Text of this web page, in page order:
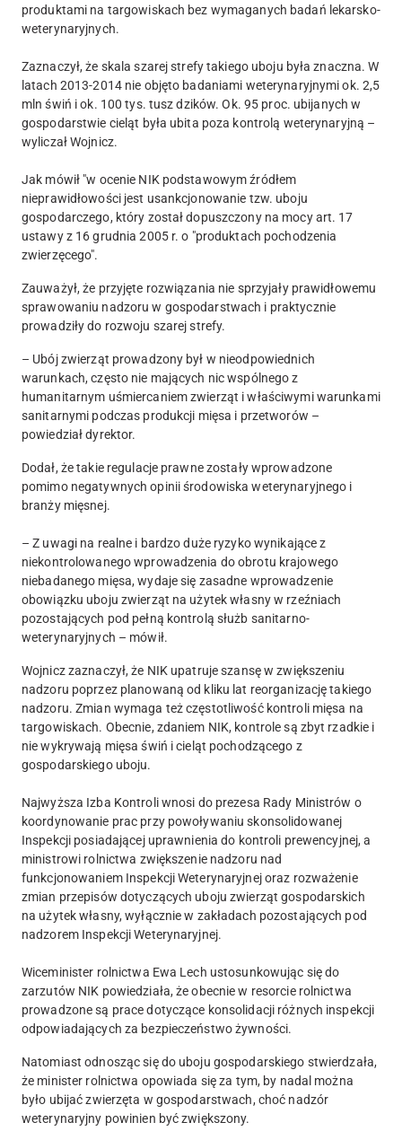
produktami na targowiskach bez wymaganych badań lekarsko-
weterynaryjnych.
Zaznaczył, że skala szarej strefy takiego uboju była znaczna. W
latach 2013-2014 nie objęto badaniami weterynaryjnymi ok. 2,5
mln świń i ok. 100 tys. tusz dzików. Ok. 95 proc. ubijanych w
gospodarstwie cieląt była ubita poza kontrolą weterynaryjną –
wyliczał Wojnicz.
Jak mówił "w ocenie NIK podstawowym źródłem
nieprawidłowości jest usankcjonowanie tzw. uboju
gospodarczego, który został dopuszczony na mocy art. 17
ustawy z 16 grudnia 2005 r. o "produktach pochodzenia
zwierzęcego".
Zauważył, że przyjęte rozwiązania nie sprzyjały prawidłowemu
sprawowaniu nadzoru w gospodarstwach i praktycznie
prowadziły do rozwoju szarej strefy.
– Ubój zwierząt prowadzony był w nieodpowiednich
warunkach, często nie mających nic wspólnego z
humanitarnym uśmiercaniem zwierząt i właściwymi warunkami
sanitarnymi podczas produkcji mięsa i przetworów –
powiedział dyrektor.
Dodał, że takie regulacje prawne zostały wprowadzone
pomimo negatywnych opinii środowiska weterynaryjnego i
branży mięsnej.
– Z uwagi na realne i bardzo duże ryzyko wynikające z
niekontrolowanego wprowadzenia do obrotu krajowego
niebadanego mięsa, wydaje się zasadne wprowadzenie
obowiązku uboju zwierząt na użytek własny w rzeźniach
pozostających pod pełną kontrolą służb sanitarno-
weterynaryjnych – mówił.
Wojnicz zaznaczył, że NIK upatruje szansę w zwiększeniu
nadzoru poprzez planowaną od kliku lat reorganizację takiego
nadzoru. Zmian wymaga też częstotliwość kontroli mięsa na
targowiskach. Obecnie, zdaniem NIK, kontrole są zbyt rzadkie i
nie wykrywają mięsa świń i cieląt pochodzącego z
gospodarskiego uboju.
Najwyższa Izba Kontroli wnosi do prezesa Rady Ministrów o
koordynowanie prac przy powoływaniu skonsolidowanej
Inspekcji posiadającej uprawnienia do kontroli prewencyjnej, a
ministrowi rolnictwa zwiększenie nadzoru nad
funkcjonowaniem Inspekcji Weterynaryjnej oraz rozważenie
zmian przepisów dotyczących uboju zwierząt gospodarskich
na użytek własny, wyłącznie w zakładach pozostających pod
nadzorem Inspekcji Weterynaryjnej.
Wiceminister rolnictwa Ewa Lech ustosunkowując się do
zarzutów NIK powiedziała, że obecnie w resorcie rolnictwa
prowadzone są prace dotyczące konsolidacji różnych inspekcji
odpowiadających za bezpieczeństwo żywności.
Natomiast odnosząc się do uboju gospodarskiego stwierdzała,
że minister rolnictwa opowiada się za tym, by nadal można
było ubijać zwierzęta w gospodarstwach, choć nadzór
weterynaryjny powinien być zwiększony.